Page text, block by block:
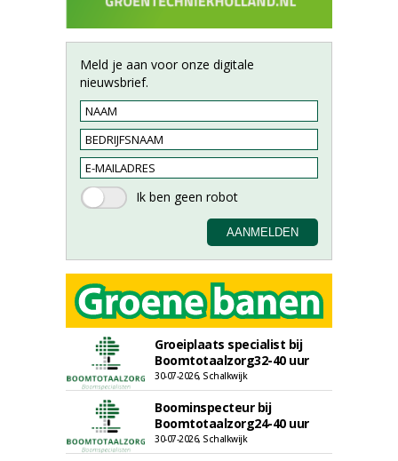
Meld je aan voor onze digitale
nieuwsbrief.
Groeiplaats specialist bij
Boomtotaalzorg32-40 uur
30-07-2026, Schalkwijk
Boominspecteur bij
Boomtotaalzorg24-40 uur
30-07-2026, Schalkwijk